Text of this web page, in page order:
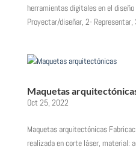
herramientas digitales en el
Proyectar/diseñar, 2-
Maquetas
Oct 25, 2022
Maquetas arquitectónicas
realizada en corte láser, material: